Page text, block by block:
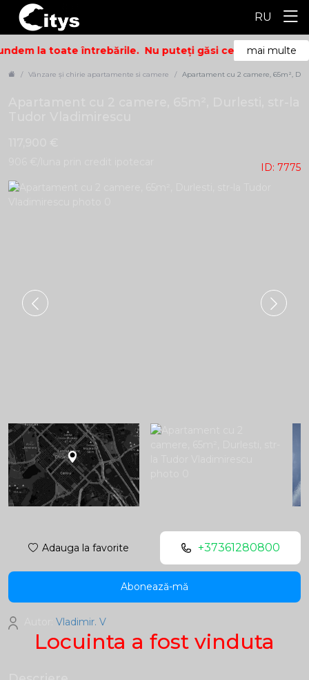
RU
la toate întrebările. Nu puteți găsi ceea ce căutați?
mai multe
Vânzare și chirie apartamente si camere Apartament cu 2 camere, 65m²,
Locuinta a fost vinduta
ID: 7775
Adauga la favorite +37361280800
Abonează-mă
Vladimir. V